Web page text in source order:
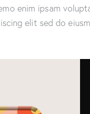
enim ipsam
elit sed do